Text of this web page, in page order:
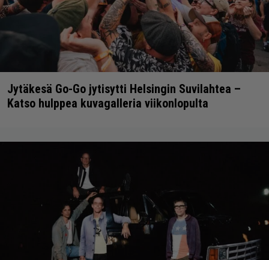
Jytäkesä Go-Go jytisytti Helsingin Suvilahtea –
Katso hulppea kuvagalleria viikonlopulta